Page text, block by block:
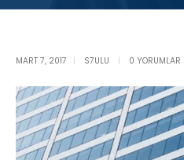
Single Post
MART 7, 2017 S7ULU 0 YORUMLAR